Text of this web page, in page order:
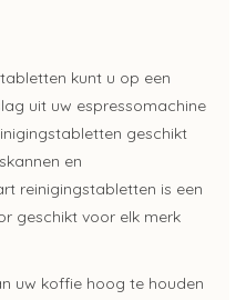
kunt u op een
uit uw espressomachine
geschikt
en
reinigingstabletten is een
geschikt voor elk merk
uw koffie hoog te houden